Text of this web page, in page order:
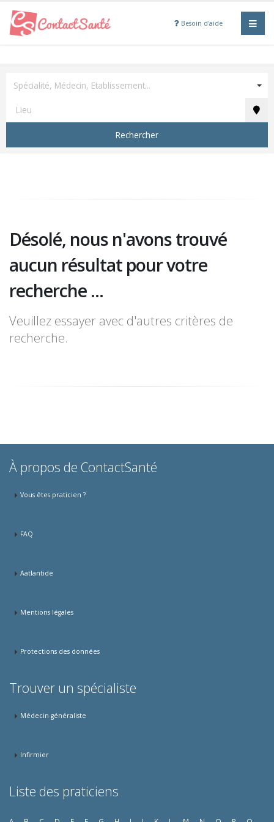
Besoin d'aide
Spécialité, Médecin, Etablissement...
Rechercher
Désolé, nous n'avons trouvé
aucun résultat pour votre
recherche ...
Veuillez essayer avec d'autres critères de
recherche.
À propos de ContactSanté
Vous êtes praticien ?
FAQ
Aatlantide
Mentions légales
Protections des données
Trouver un spécialiste
Médecin généraliste
Infirmier
Liste des praticiens